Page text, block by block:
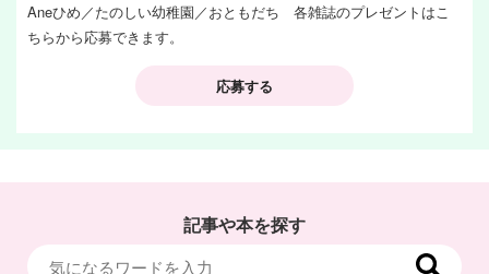
Aneひめ／たのしい幼稚園／おともだち 各雑誌のプレゼントはこ
ちらから応募できます。
応募する
記事や本を探す